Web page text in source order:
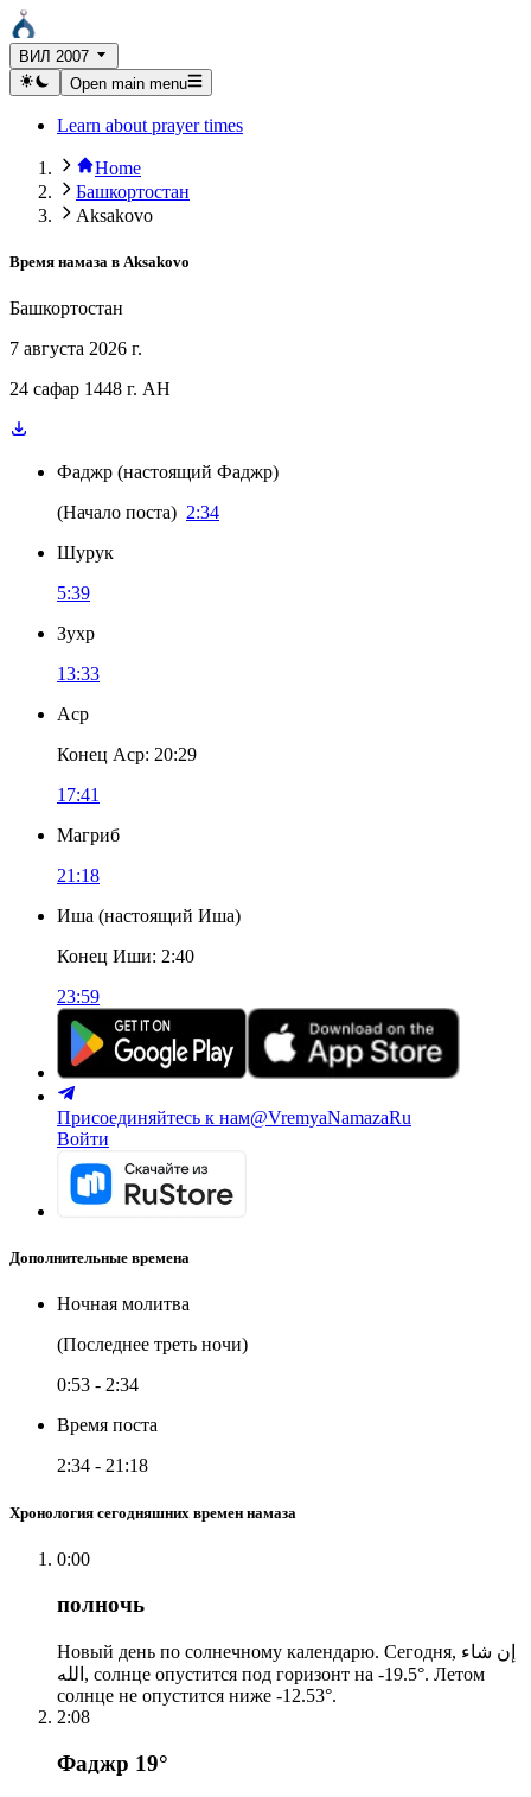
ВИЛ 2007
Open main menu
Learn about prayer times
Home
Башкортостан
Aksakovo
Время намаза в Aksakovo
Башкортостан
7 августа 2026 г.
24 сафар 1448 г. AH
Фаджр (настоящий Фаджр)
(Начало поста) 2:34
Шурук
5:39
Зухр
13:33
Аср
Конец Аср: 20:29
17:41
Магриб
21:18
Иша (настоящий Иша)
Конец Иши: 2:40
23:59
Присоединяйтесь к нам@VremyaNamazaRu
Войти
Дополнительные времена
Ночная молитва
(Последнее треть ночи)
0:53 - 2:34
Время поста
2:34 - 21:18
Хронология сегодняшних времен намаза
0:00
полночь
Новый день по солнечному календарю. Сегодня, إن شاء
الله, солнце опустится под горизонт на -19.5°. Летом
солнце не опустится ниже -12.53°.
2:08
Фаджр 19°